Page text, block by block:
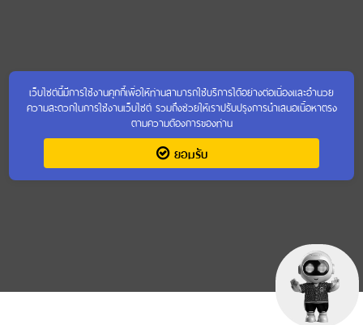
สงวนลิขสิทธิ์ พ.ศ.2567 กรมการพัฒนาชุมชน กระทรวงมหาดไทย
เว็บไซต์นี้มีการใช้งานคุกกี้เพื่อให้ท่านสามารถใช้บริการได้อย่างต่อเนื่องและอำนวย
ความสะดวกในการใช้งานเว็บไซต์ รวมถึงช่วยให้เราปรับปรุงการนำเสนอเนื้อหาตรง
ตามความต้องการของท่าน
ยอมรับ